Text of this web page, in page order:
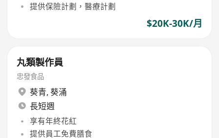
提供保險計劃，醫療計劃
$20K-30K/月
丸類製作員
忠發食品
葵青, 葵涌
長短週
享有年終花紅
提供員工免費膳食